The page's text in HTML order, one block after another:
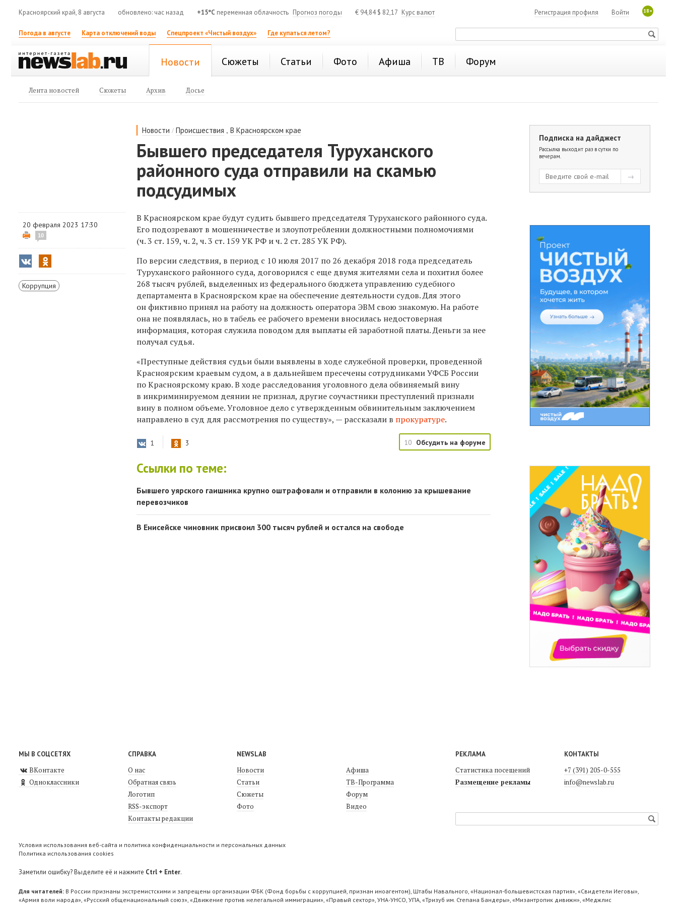
Красноярский край, 8 августа обновлено: час назад +15°C переменная облачность Прогноз погоды € 94,84$ 82,17 Курс валют 18+
Войти
Регистрация профиля
Погода в августе Карта отключений воды Спецпроект «Чистый воздух» Где купаться летом?
Новости Сюжеты Статьи Фото Афиша ТВ Форум
Лента новостей Сюжеты Архив Досье
Новости /Происшествия ,В Красноярском крае
Бывшего председателя Туруханского
районного суда отправили на скамью
подсудимых
20 февраля 2023 17:30
10
Коррупция
В Красноярском крае будут судить бывшего председателя Туруханского районного суда.
Его подозревают в мошенничестве и злоупотреблении должностными полномочиями
(ч. 3 ст. 159, ч. 2, ч. 3 ст. 159 УК РФ и ч. 2 ст. 285 УК РФ).
По версии следствия, в период с 10 июля 2017 по 26 декабря 2018 года председатель
Туруханского районного суда, договорился с еще двумя жителями села и похитил более
268 тысяч рублей, выделенных из федерального бюджета управлению судебного
департамента в Красноярском крае на обеспечение деятельности судов. Для этого
он фиктивно принял на работу на должность оператора ЭВМ свою знакомую. На работе
она не появлялась, но в табель ее рабочего времени вносилась недостоверная
информация, которая служила поводом для выплаты ей заработной платы. Деньги за нее
получал судья.
«Преступные действия судьи были выявлены в ходе служебной проверки, проведенной
Красноярским краевым судом, а в дальнейшем пресечены сотрудниками УФСБ России
по Красноярскому краю. В ходе расследования уголовного дела обвиняемый вину
в инкриминируемом деянии не признал, другие соучастники преступлений признали
вину в полном объеме. Уголовное дело с утвержденным обвинительным заключением
направлено в суд для рассмотрения по существу», — рассказали в прокуратуре.
1 3 10 Обсудить на форуме
Ссылки по теме:
Бывшего уярского гаишника крупно оштрафовали и отправили в колонию за крышевание
перевозчиков
В Енисейске чиновник присвоил 300 тысяч рублей и остался на свободе
Подписка на дайджест
Рассылка выходит раз в сутки по
вечерам.
МЫ В СОЦСЕТЯХ
ВКонтакте
Одноклассники
СПРАВКА
О нас
Обратная связь
Логотип
RSS-экспорт
Контакты редакции
NEWSLAB
Новости
Статьи
Сюжеты
Фото
Афиша
ТВ-Программа
Форум
Видео
РЕКЛАМА
Статистика посещений
Размещение рекламы
КОНТАКТЫ
+7 (391) 205-0-555
info@newslab.ru
Условия использования веб-сайта и политика конфиденциальности и персональных данных
Политика использования cookies
Заметили ошибку? Выделите её и нажмите Ctrl + Enter.
Для читателей: В России признаны экстремистскими и запрещены организации ФБК (Фонд борьбы с коррупцией, признан иноагентом), Штабы Навального, «Национал-большевистская партия», «Свидетели Иеговы»,
«Армия воли народа», «Русский общенациональный союз», «Движение против нелегальной иммиграции», «Правый сектор», УНА-УНСО, УПА, «Тризуб им. Степана Бандеры», «Мизантропик дивижн», «Меджлис